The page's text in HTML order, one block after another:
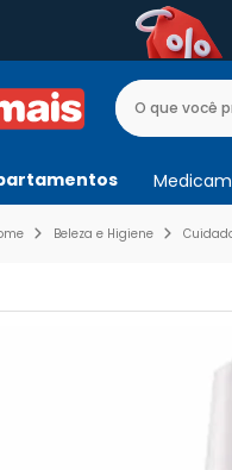
Beleza e Higiene